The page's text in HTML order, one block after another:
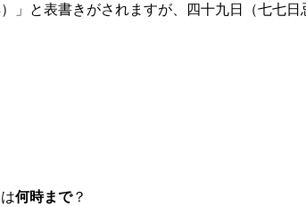
」と表書きがされますが、四十九日（七七日
何時まで？